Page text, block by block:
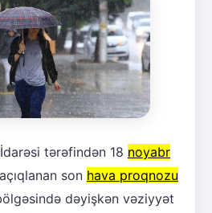
tərəfindən 18 noyabr
son hava proqnozu
dəyişkən vəziyyət